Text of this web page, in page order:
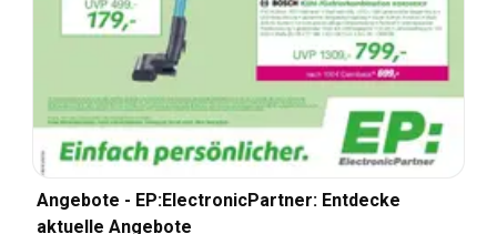
Angebote - EP:ElectronicPartner: Entdecke
aktuelle Angebote